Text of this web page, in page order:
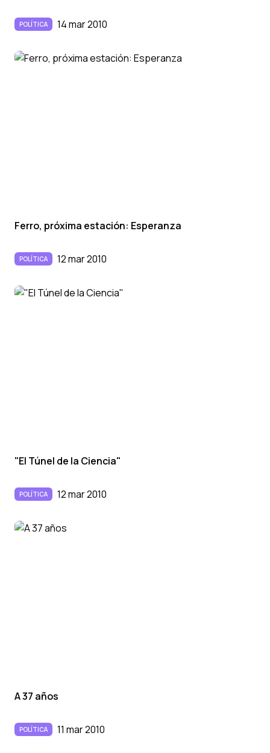
POLÍTICA 14 mar 2010
Ferro, próxima estación: Esperanza
POLÍTICA 12 mar 2010
"El Túnel de la Ciencia"
POLÍTICA 12 mar 2010
A 37 años
POLÍTICA 11 mar 2010